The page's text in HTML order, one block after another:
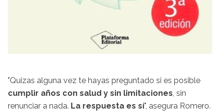
"Quizas alguna vez te hayas preguntado si es posible
cumplir años con salud y sin limitaciones , sin
renunciar a nada. La respuesta es sí", asegura Romero.